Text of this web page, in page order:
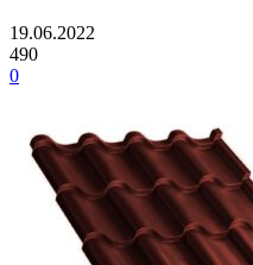
19.06.2022
490
0